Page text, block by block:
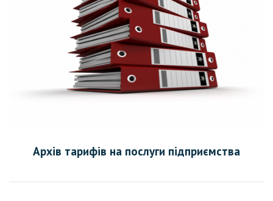
Архів тарифів на послуги підприємства